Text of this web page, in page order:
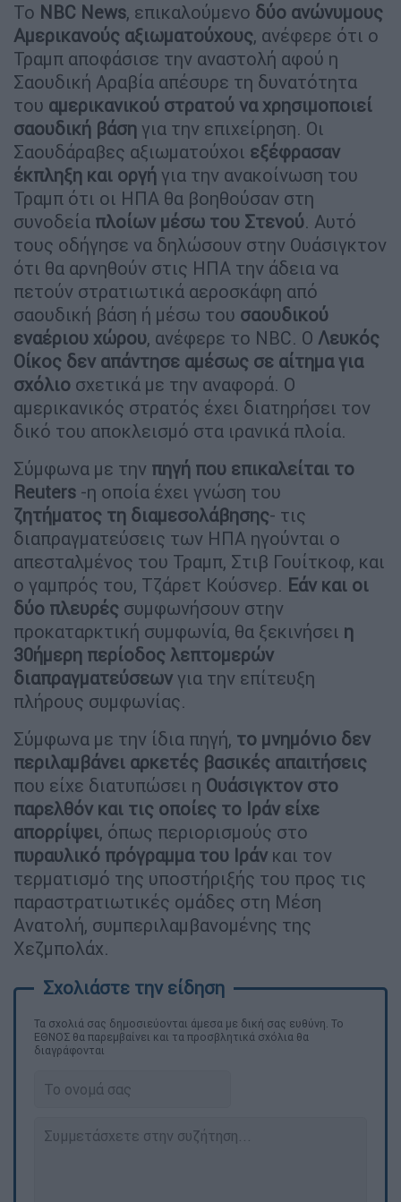
Το NBC News, επικαλούμενο δύο ανώνυμους
Αμερικανούς αξιωματούχους, ανέφερε ότι ο
Τραμπ αποφάσισε την αναστολή αφού η
Σαουδική Αραβία απέσυρε τη δυνατότητα
του αμερικανικού στρατού να χρησιμοποιεί
σαουδική βάση για την επιχείρηση. Οι
Σαουδάραβες αξιωματούχοι εξέφρασαν
έκπληξη και οργή για την ανακοίνωση του
Τραμπ ότι οι ΗΠΑ θα βοηθούσαν στη
συνοδεία πλοίων μέσω του Στενού. Αυτό
τους οδήγησε να δηλώσουν στην Ουάσιγκτον
ότι θα αρνηθούν στις ΗΠΑ την άδεια να
πετούν στρατιωτικά αεροσκάφη από
σαουδική βάση ή μέσω του σαουδικού
εναέριου χώρου, ανέφερε το NBC. Ο Λευκός
Οίκος δεν απάντησε αμέσως σε αίτημα για
σχόλιο σχετικά με την αναφορά. Ο
αμερικανικός στρατός έχει διατηρήσει τον
δικό του αποκλεισμό στα ιρανικά πλοία.
Σύμφωνα με την πηγή που επικαλείται το
Reuters -η οποία έχει γνώση του
ζητήματος τη διαμεσολάβησης- τις
διαπραγματεύσεις των ΗΠΑ ηγούνται ο
απεσταλμένος του Τραμπ, Στιβ Γουίτκοφ, και
ο γαμπρός του, Τζάρετ Κούσνερ. Εάν και οι
δύο πλευρές συμφωνήσουν στην
προκαταρκτική συμφωνία, θα ξεκινήσει η
30ήμερη περίοδος λεπτομερών
διαπραγματεύσεων για την επίτευξη
πλήρους συμφωνίας.
Σύμφωνα με την ίδια πηγή, το μνημόνιο δεν
περιλαμβάνει αρκετές βασικές απαιτήσεις
που είχε διατυπώσει η Ουάσιγκτον στο
παρελθόν και τις οποίες το Ιράν είχε
απορρίψει, όπως περιορισμούς στο
πυραυλικό πρόγραμμα του Ιράν και τον
τερματισμό της υποστήριξής του προς τις
παραστρατιωτικές ομάδες στη Μέση
Ανατολή, συμπεριλαμβανομένης της
Χεζμπολάχ.
Τα σχολιά σας δημοσιεύονται άμεσα με δική σας ευθύνη. Το
ΕΘΝΟΣ θα παρεμβαίνει και τα προσβλητικά σχόλια θα
διαγράφονται